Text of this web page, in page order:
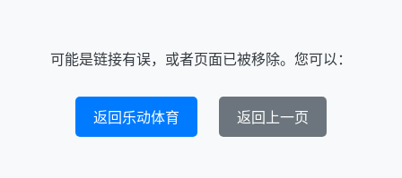
可能是链接有误，或者页面已被移除。您可以：
返回乐动体育 返回上一页